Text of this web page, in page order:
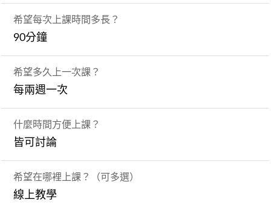
希望每次上課時間多長？
90分鐘
希望多久上一次課？
每兩週一次
什麼時間方便上課？
皆可討論
希望在哪裡上課？（可多選）
線上教學